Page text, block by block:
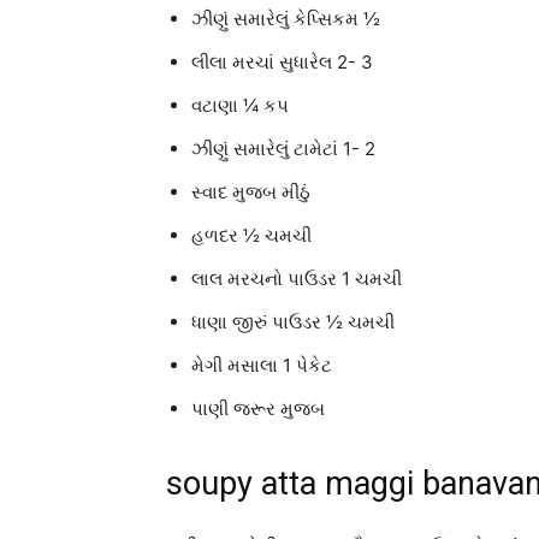
ઝીણું સમારેલું કેપ્સિકમ ½
લીલા મરચાં સુધારેલ 2- 3
વટાણા ¼ કપ
ઝીણું સમારેલું ટામેટાં 1- 2
સ્વાદ મુજબ મીઠું
હળદર ½ ચમચી
લાલ મરચનો પાઉડર 1 ચમચી
ધાણા જીરું પાઉડર ½ ચમચી
મેગી મસાલા 1 પેકેટ
પાણી જરૂર મુજબ
soupy atta maggi